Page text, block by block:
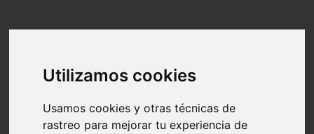
Utilizamos cookies
Usamos cookies y otras técnicas de
rastreo para mejorar tu experiencia de